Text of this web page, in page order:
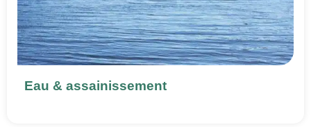
Eau & assainissement